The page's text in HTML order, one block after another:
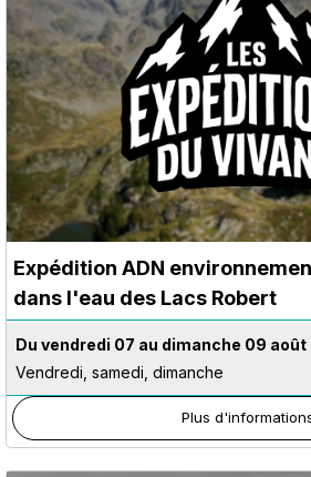
Expédition ADN
dans l'eau des Lacs Robert
Du vendredi 07 au dimanche 09 août
Vendredi, samedi, dimanche
Plus